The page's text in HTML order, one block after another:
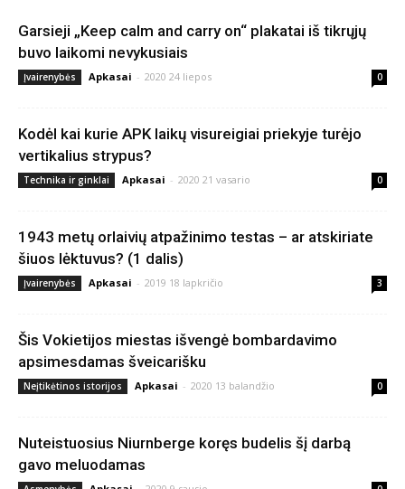
Garsieji „Keep calm and carry on“ plakatai iš tikrųjų
buvo laikomi nevykusiais
Įvairenybės Apkasai - 2020 24 liepos 0
Kodėl kai kurie APK laikų visureigiai priekyje turėjo
vertikalius strypus?
Technika ir ginklai Apkasai - 2020 21 vasario 0
1943 metų orlaivių atpažinimo testas – ar atskiriate
šiuos lėktuvus? (1 dalis)
Įvairenybės Apkasai - 2019 18 lapkričio 3
Šis Vokietijos miestas išvengė bombardavimo
apsimesdamas šveicarišku
Neįtikėtinos istorijos Apkasai - 2020 13 balandžio 0
Nuteistuosius Niurnberge koręs budelis šį darbą
gavo meluodamas